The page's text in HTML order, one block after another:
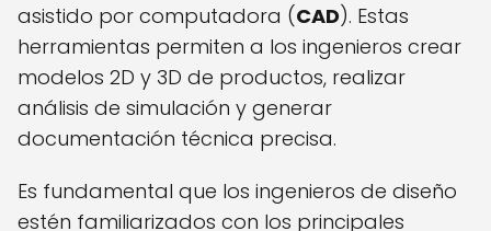
asistido por computadora (CAD). Estas
herramientas permiten a los ingenieros crear
modelos 2D y 3D de productos, realizar
análisis de simulación y generar
documentación técnica precisa.
Es fundamental que los ingenieros de diseño
estén familiarizados con los principales